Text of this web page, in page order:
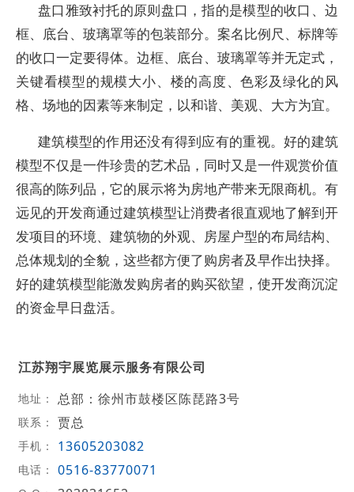
盘口雅致衬托的原则盘口，指的是模型的收口、边
框、底台、玻璃罩等的包装部分。案名比例尺、标牌等
的收口一定要得体。边框、底台、玻璃罩等并无定式，
关键看模型的规模大小、楼的高度、色彩及绿化的风
格、场地的因素等来制定，以和谐、美观、大方为宜。
建筑模型的作用还没有得到应有的重视。好的建筑
模型不仅是一件珍贵的艺术品，同时又是一件观赏价值
很高的陈列品，它的展示将为房地产带来无限商机。有
远见的开发商通过建筑模型让消费者很直观地了解到开
发项目的环境、建筑物的外观、房屋户型的布局结构、
总体规划的全貌，这些都方便了购房者及早作出抉择。
好的建筑模型能激发购房者的购买欲望，使开发商沉淀
的资金早日盘活。
江苏翔宇展览展示服务有限公司
地址： 总部：徐州市鼓楼区陈琵路3号
联系： 贾总
手机： 13605203082
电话： 0516-83770071